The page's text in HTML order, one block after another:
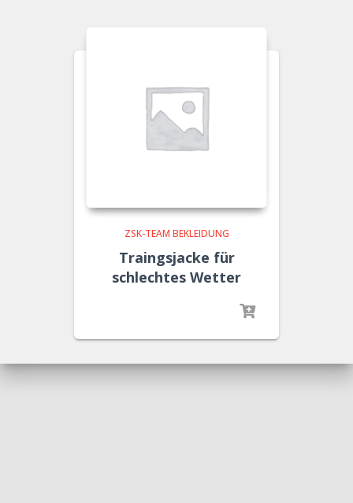
ZSK-TEAM BEKLEIDUNG
Traingsjacke für
schlechtes Wetter